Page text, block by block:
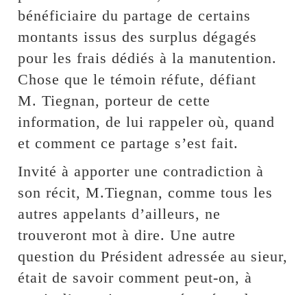
bénéficiaire du partage de certains
montants issus des surplus dégagés
pour les frais dédiés à la manutention.
Chose que le témoin réfute, défiant
M. Tiegnan, porteur de cette
information, de lui rappeler où, quand
et comment ce partage s’est fait.
Invité à apporter une contradiction à
son récit, M.Tiegnan, comme tous les
autres appelants d’ailleurs, ne
trouveront mot à dire. Une autre
question du Président adressée au sieur,
était de savoir comment peut-on, à